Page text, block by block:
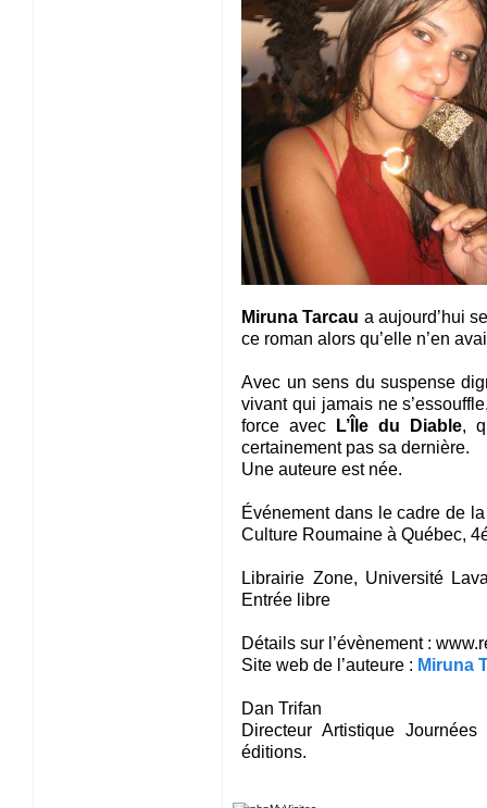
Miruna Tarcau a aujourd’hui
ce roman alors qu’elle n’en
Avec un sens du suspense
vivant qui jamais ne
force avec
L’Île du Diable,
certainement pas sa dernière.
Une auteure est née.
Événement dans le cadre de
Culture Roumaine à Québec,
Librairie Zone, Université
Entrée libre
Détails sur l’évènement :
Site web de l’auteure : Miruna
Dan Trifan
Directeur Artistique
éditions.